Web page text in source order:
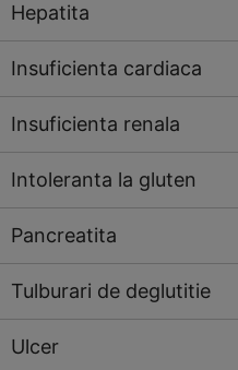
Hepatita
Insuficienta cardiaca
Insuficienta renala
Intoleranta la gluten
Pancreatita
Tulburari de deglutitie
Ulcer